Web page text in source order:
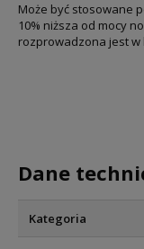
Może być stosowane
10% niższa od mocy
rozprowadzona jest w
Dane
Kategoria